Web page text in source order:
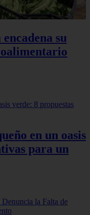
su
en un oasis
para un